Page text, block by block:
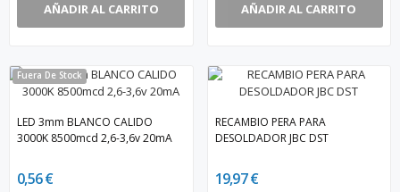
AÑADIR AL CARRITO AÑADIR AL CARRITO
Fuera De Stock
LED 3mm BLANCO CALIDO
3000K 8500mcd 2,6-3,6v 20mA
0,56 €
RECAMBIO PERA PARA
DESOLDADOR JBC DST
19,97 €